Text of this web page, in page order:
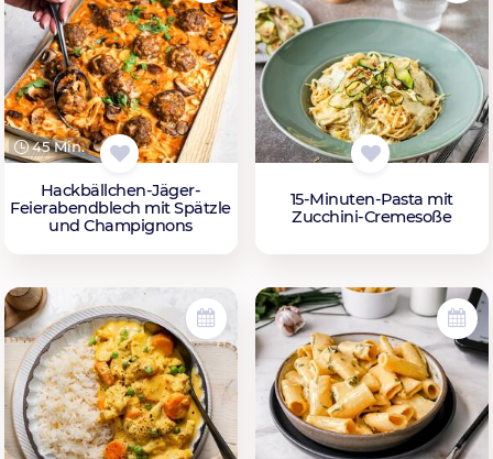
45 Min.
Hackbällchen-Jäger-
Feierabendblech mit Spätzle
und Champignons
15-Minuten-Pasta mit
Zucchini-Cremesoße